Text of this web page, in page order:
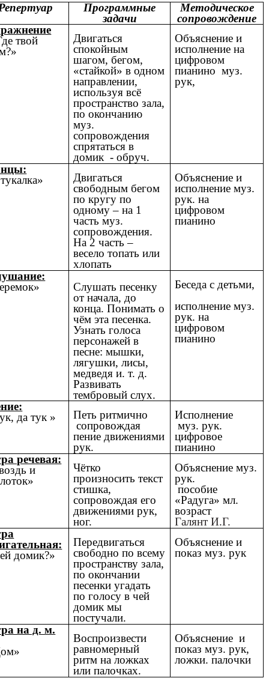
Программные
задачи
Методическое
сопровождение
твой
Двигаться
спокойным
шагом, бегом,
«стайкой» в одном
направлении,
используя всё
пространство зала,
по окончанию
муз.
сопровождения
спрятаться в
домик - обруч.
Объяснение и
исполнение на
цифровом
пианино муз.
рук,
Двигаться
свободным бегом
по кругу по
одному – на 1
часть муз.
сопровождения.
На 2 часть –
весело топать или
хлопать
Объяснение и
исполнение муз.
рук. на
цифровом
пианино
Слушать песенку
от начала, до
конца. Понимать о
чём эта песенка.
Узнать голоса
персонажей в
песне: мышки,
лягушки, лисы,
медведя и. т. д.
Развивать
тембровый слух.
Беседа с детьми,
исполнение муз.
рук. на
цифровом
пианино
да тук »
Петь ритмично
сопровождая
пение движениями
рук.
Исполнение
муз. рук.
цифровое
пианино
речевая:
и
Чётко
произносить текст
стишка,
сопровождая его
движениями рук,
ног.
Объяснение муз.
рук.
пособие
«Радуга» мл.
возраст
Галянт И.Г.
домик?»
Передвигаться
свободно по всему
пространству зала,
по окончании
песенки угадать
по голосу в чей
домик мы
постучали.
Объяснение и
показ муз. рук
на д. м.
Воспроизвести
равномерный
ритм на ложках
или палочках.
Объяснение и
показ муз. рук,
ложки. палочки